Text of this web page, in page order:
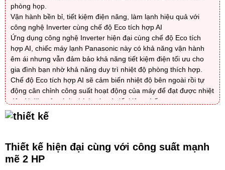
phòng họp.
Vận hành bền bỉ, tiết kiệm điện năng, làm lạnh hiệu quả với
công nghệ Inverter cùng chế độ Eco tích hợp AI
Ứng dụng công nghệ Inverter hiện đại cùng chế độ Eco tích
hợp AI, chiếc máy lạnh Panasonic này có khả năng vận hành
êm ái nhưng vẫn đảm bảo khả năng tiết kiệm điện tối ưu cho
gia đình bạn nhờ khả năng duy trì nhiệt độ phòng thích hợp.
Chế độ Eco tích hợp AI sẽ cảm biến nhiệt độ bên ngoài rồi tự
động cân chỉnh công suất hoạt động của máy để đạt được nhiệt
độ cài đặt một cách chính xác và tiết kiệm nhất.
Mang lại không gian mát lạnh tức thì với chế độ làm lạnh cực
nhanh Powerful
Giữ cho căn phòng luôn khô thoáng với chức năng hút ẩm
Bảo vệ sức khoẻ với chế độ ngủ Sleep Mode
Tiện lợi hơn với chức năng hẹn giờ hoạt động của máy lạnh
Thiết kế hiện đại cùng với công suất mạnh
mẽ 2 HP